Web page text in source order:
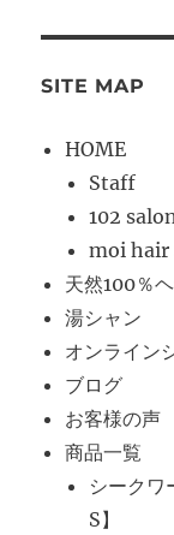
SITE MAP
HOME
Staff
102
moi hair
天然100％
湯シャン
オンライン
ブログ
お客様の声
商品一覧
シークワ
S】